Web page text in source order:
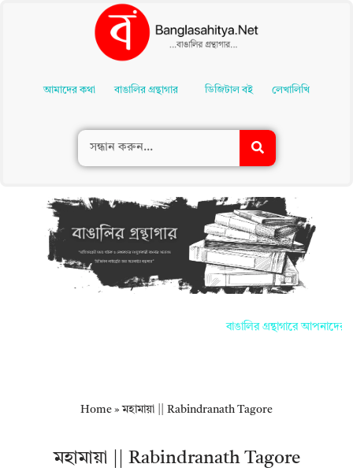
Contentআমাদের কথা বাঙালির গ্রন্থাগার ডিজিটাল বই লেখালিখি
বাঙালির গ্রন্থাগারে আপনাদের সকলকে
Home »মহামায়া || Rabindranath Tagore
মহামায়া || Rabindranath Tagore